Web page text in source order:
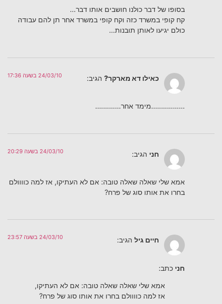
בסופו של דבר כולנו חושבים אותו דבר…
קח קופי במשרד כזה וקח קופי במשרד אחר תן להם עבודה
כולם יגיעו לאותן תובנות…
כאילו דא מארקר? הגיב: 24/03/10 בשעה 17:36
……………..מימד אחר………….
חני הגיב: 24/03/10 בשעה 20:29
אמא שלי שאלה שאלה טובה: אם לא העתיקו, אז למה כוווולם
בחרו את אותו סוג של פרח?
חיים גיל הגיב: 24/03/10 בשעה 23:57
חני כתב:
אמא שלי שאלה שאלה טובה: אם לא העתיקו,
אז למה כוווולם בחרו את אותו סוג של פרח?